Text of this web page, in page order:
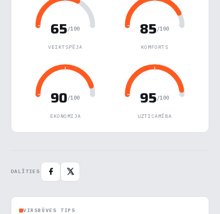
65 /100
VEIKTSPĒJA
85 /100
KOMFORTS
90 /100
EKONOMIJA
95 /100
UZTICAMĪBA
DALĪTIES
VIRSBŪVES TIPS
Nepieciešamās Vienmēr aktīvs
Funkcionālais
Veiktspēja
Reklāma